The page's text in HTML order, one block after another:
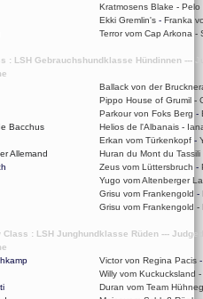
Kratmosens Blake - Pelo
Ekki Gremlin's - Franka
Terror vom Cap Arkona -
: LSH Gebrauchshundklasse Hündinnen ---
Ballack von der
Pippo House of Grumil -
Parkour von Foks Berg -
Bacchus Helios de l'Albanais -
Erkan vom Türkenkopf -
Allemand Huran du Mont du Tassili
Zeus vom Lüttersbruch -
Yugo vom Altenberger
Grisu vom Frankengold -
Grisu vom Frankengold -
Class : LSH Junghundklasse Rüden ---
Victor von Regina Pacis
Willy vom Kuckucksland -
Duran vom Team